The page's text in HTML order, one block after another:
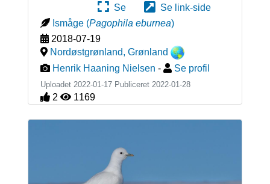
Se
Se link-side
Ismåge (Pagophila eburnea)
2018-07-19
Nordøstgrønland, Grønland
Henrik Haaning Nielsen - Se profil
Uploadet 2022-01-17 Publiceret 2022-01-28
2 1169